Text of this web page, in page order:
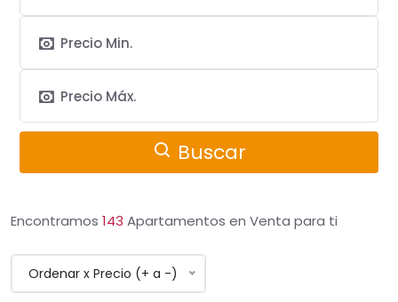
Buscar
Encontramos 143 Apartamentos en Venta para ti
Ordenar x Precio (+ a -)